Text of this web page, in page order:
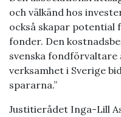
och välkänd hos
också skapar potential
fonder. Den
svenska fondförvaltare
verksamhet i Sverige
spararna.”
Justitierådet Inga-Lill